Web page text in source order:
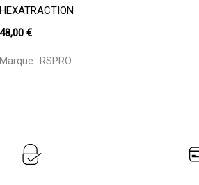
HEXATRACTION
48,00€
Marque : RSPRO